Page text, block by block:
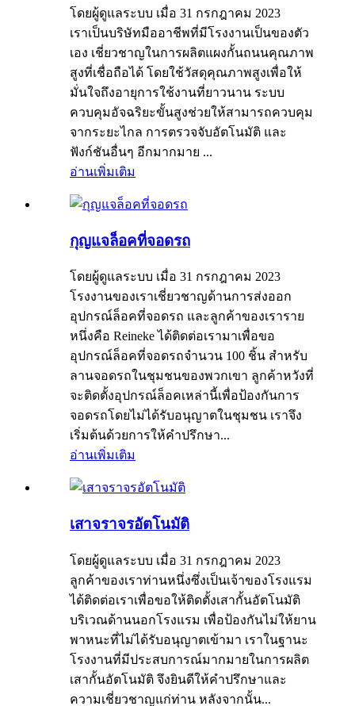
โดยผู้ดูแลระบบ เมื่อ 31 กรกฎาคม 2023
เราเป็นบริษัทมืออาชีพที่มีโรงงานเป็นของตัว
เอง เชี่ยวชาญในการผลิตแผงกั้นถนนคุณภาพ
สูงที่เชื่อถือได้ โดยใช้วัสดุคุณภาพสูงเพื่อให้
มั่นใจถึงอายุการใช้งานที่ยาวนาน ระบบ
ควบคุมอัจฉริยะขั้นสูงช่วยให้สามารถควบคุม
จากระยะไกล การตรวจจับอัตโนมัติ และ
ฟังก์ชันอื่นๆ อีกมากมาย ...
อ่านเพิ่มเติม
กุญแจล็อคที่จอดรถ
โดยผู้ดูแลระบบ เมื่อ 31 กรกฎาคม 2023
โรงงานของเราเชี่ยวชาญด้านการส่งออก
อุปกรณ์ล็อคที่จอดรถ และลูกค้าของเราราย
หนึ่งคือ Reineke ได้ติดต่อเรามาเพื่อขอ
อุปกรณ์ล็อคที่จอดรถจำนวน 100 ชิ้น สำหรับ
ลานจอดรถในชุมชนของพวกเขา ลูกค้าหวังที่
จะติดตั้งอุปกรณ์ล็อคเหล่านี้เพื่อป้องกันการ
จอดรถโดยไม่ได้รับอนุญาตในชุมชน เราจึง
เริ่มต้นด้วยการให้คำปรึกษา...
อ่านเพิ่มเติม
เสาจราจรอัตโนมัติ
โดยผู้ดูแลระบบ เมื่อ 31 กรกฎาคม 2023
ลูกค้าของเราท่านหนึ่งซึ่งเป็นเจ้าของโรงแรม
ได้ติดต่อเราเพื่อขอให้ติดตั้งเสากั้นอัตโนมัติ
บริเวณด้านนอกโรงแรม เพื่อป้องกันไม่ให้ยาน
พาหนะที่ไม่ได้รับอนุญาตเข้ามา เราในฐานะ
โรงงานที่มีประสบการณ์มากมายในการผลิต
เสากั้นอัตโนมัติ จึงยินดีให้คำปรึกษาและ
ความเชี่ยวชาญแก่ท่าน หลังจากนั้น...